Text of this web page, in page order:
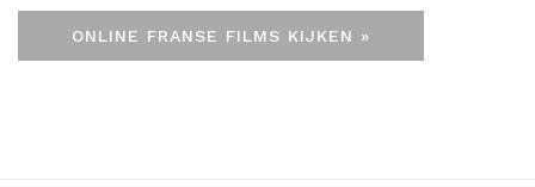
ONLINE FRANSE FILMS KIJKEN »